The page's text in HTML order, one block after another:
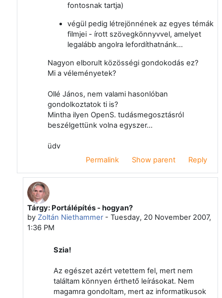
fontosnak tartja)
végül pedig létrejönnének az egyes témák
filmjei - írott szövegkönnyvvel, amelyet
legalább angolra lefordíthatnánk...
Nagyon elborult közösségi gondokodás ez?
Mi a véleményetek?
Ollé János, nem valami hasonlóban
gondolkoztatok ti is?
Mintha ilyen OpenS. tudásmegosztásról
beszélgettünk volna egyszer...
üdv
Permalink
Show parent Reply
In reply to Deleted user
Tárgy: Portálépítés - hogyan?
by Zoltán Niethammer- Tuesday, 20 November 2007,
1:36 PM
Szia!
Az egészet azért vetettem fel, mert nem
találtam könnyen érthető leírásokat. Nem
magamra gondoltam, mert az informatikusok